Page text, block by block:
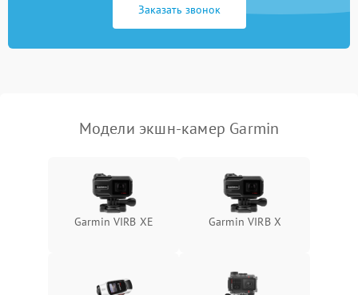
Неисправность системы
1000 ₽
Повреждение системы
защиты от перегрева
Подробнее →
перенапряжения
Подробнее →
Заказать звонок
Модели экшн-камер Garmin
Garmin VIRB XE Garmin VIRB X